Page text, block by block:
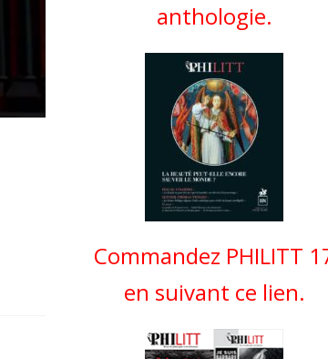
anthologie.
Commandez PHILITT
en suivant ce lien.